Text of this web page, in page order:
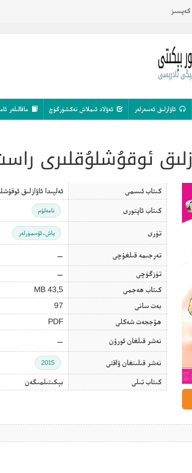
ئاۋازلىق ئەسەرلەر ئەۋلاد ئىملاش تەكشۈرگۈچ ماقالىلەر
ئوقۇشلۇقلىرى
كىتاب ئىسمى ئەلپىدا ئاۋازلىق
كىتاب ئاپتورى نامەلۇم
تۈرى ياش-ئۆسمۈرلەر
تەرجىمە قىلغۇچى —
تۈزگۈچى
—
كىتاب ھەجمى
43,5 MB
بەت سانى
97
ھۆججەت شەكلى
PDF
نەشر قىلغان ئورۇن —
نەشر قىلىنغان ۋاقتى 2015
كىتاب تىلى بېكىتىلمىگەن